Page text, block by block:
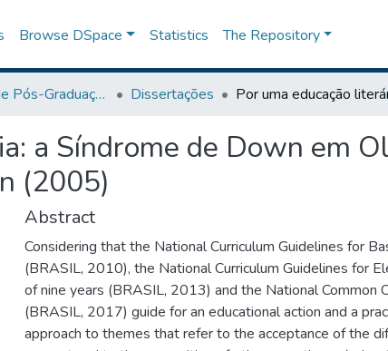
Browse DSpace Statistics The Repository
Programa de Pós-Graduação Profissional em Letras Dissertações
a Síndrome de Down em
(2005)
Abstract
Considering that the National Curriculum Guidelines for
(BRASIL, 2010), the National Curriculum Guidelines for
of nine years (BRASIL, 2013) and the National Common
(BRASIL, 2017) guide for an educational action and a
approach to themes that refer to the acceptance of the